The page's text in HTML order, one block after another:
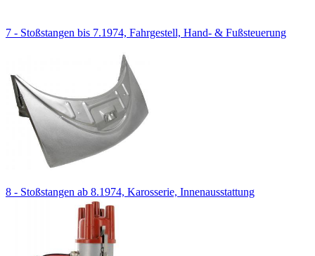
7 - Stoßstangen bis 7.1974, Fahrgestell, Hand- & Fußsteuerung
8 - Stoßstangen ab 8.1974, Karosserie, Innenausstattung